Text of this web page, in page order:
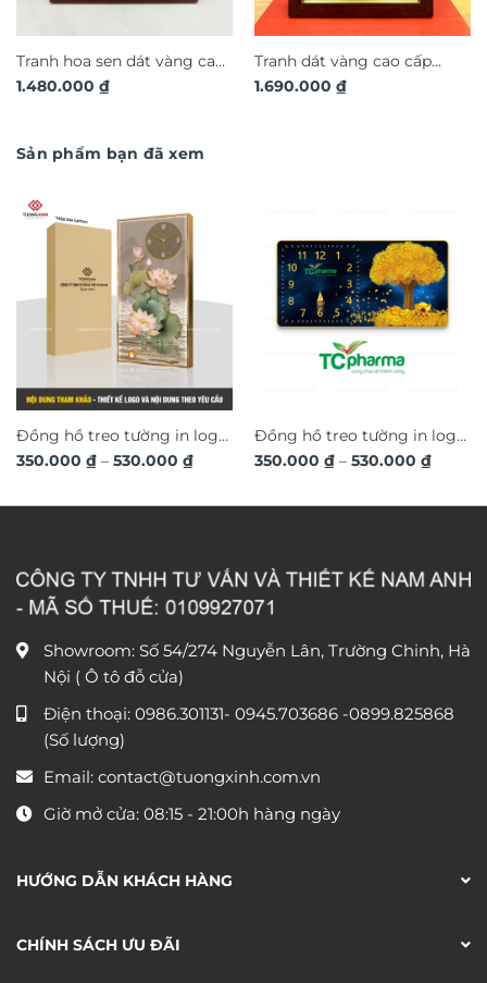
Tranh hoa sen dát vàng cao
cấp TDV20
1.480.000 ₫
Tranh dát vàng cao cấp
thuận buồm xuôi gió TDV19
1.690.000 ₫
Sản phẩm bạn đã xem
Đồng hồ treo tường in logo
thiết kế theo yêu cầu, quà
350.000 ₫ – 530.000 ₫Khoảng
350.000 ₫
Đồng hồ treo tường in logo
thiết kế theo yêu cầu, quà
350.000 ₫ – 530.000 ₫
Showroom: Số 54/274 Nguyễn Lân, Trường Chinh, Hà
Nội ( Ô tô đỗ cửa)
Điện thoại: 0986.301131- 0945.703686 -0899.825868
(Số lượng)
Email: contact@tuongxinh.com.vn
Giờ mở cửa: 08:15 - 21:00h hàng ngày
HƯỚNG DẪN KHÁCH HÀNG
CHÍNH SÁCH ƯU ĐÃI